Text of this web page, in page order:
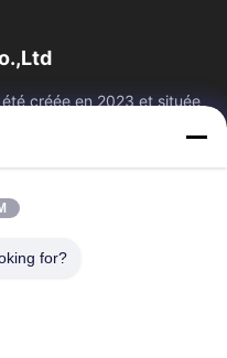
créée en 2023 et située
À l'heure
D'usine
for?